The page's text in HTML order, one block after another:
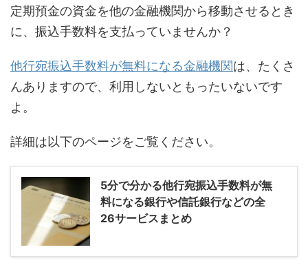
定期預金の資金を他の金融機関から移動させるとき
に、振込手数料を支払っていませんか？
他行宛振込手数料が無料になる金融機関は、たくさ
んありますので、利用しないともったいないです
よ。
詳細は以下のページをご覧ください。
5分で分かる他行宛振込手数料が無
料になる銀行や信託銀行などの全
26サービスまとめ